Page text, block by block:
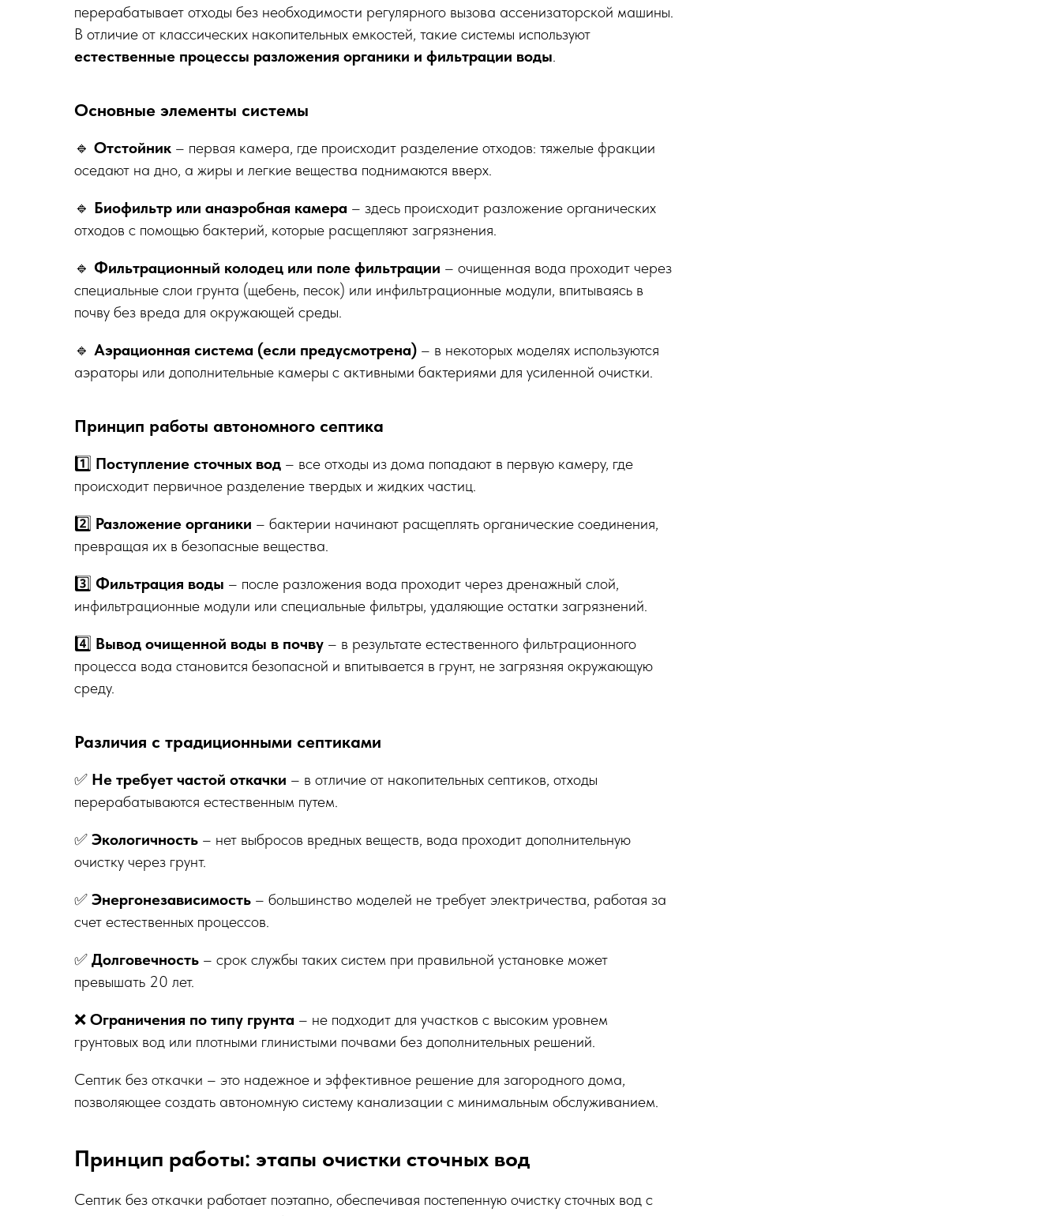
перерабатывает отходы без необходимости регулярного вызова ассенизаторской машины.
В отличие от классических накопительных емкостей, такие системы используют
естественные процессы разложения органики и фильтрации воды.
Основные элементы системы
🔹 Отстойник – первая камера, где происходит разделение отходов: тяжелые фракции
оседают на дно, а жиры и легкие вещества поднимаются вверх.
🔹 Биофильтр или анаэробная камера – здесь происходит разложение органических
отходов с помощью бактерий, которые расщепляют загрязнения.
🔹 Фильтрационный колодец или поле фильтрации – очищенная вода проходит через
специальные слои грунта (щебень, песок) или инфильтрационные модули, впитываясь в
почву без вреда для окружающей среды.
🔹 Аэрационная система (если предусмотрена) – в некоторых моделях используются
аэраторы или дополнительные камеры с активными бактериями для усиленной очистки.
Принцип работы автономного септика
1️⃣ Поступление сточных вод – все отходы из дома попадают в первую камеру, где
происходит первичное разделение твердых и жидких частиц.
2️⃣ Разложение органики – бактерии начинают расщеплять органические соединения,
превращая их в безопасные вещества.
3️⃣ Фильтрация воды – после разложения вода проходит через дренажный слой,
инфильтрационные модули или специальные фильтры, удаляющие остатки загрязнений.
4️⃣ Вывод очищенной воды в почву – в результате естественного фильтрационного
процесса вода становится безопасной и впитывается в грунт, не загрязняя окружающую
среду.
Различия с традиционными септиками
✅ Не требует частой откачки – в отличие от накопительных септиков, отходы
перерабатываются естественным путем.
✅ Экологичность – нет выбросов вредных веществ, вода проходит дополнительную
очистку через грунт.
✅ Энергонезависимость – большинство моделей не требует электричества, работая за
счет естественных процессов.
✅ Долговечность – срок службы таких систем при правильной установке может
превышать 20 лет.
❌ Ограничения по типу грунта – не подходит для участков с высоким уровнем
грунтовых вод или плотными глинистыми почвами без дополнительных решений.
Септик без откачки – это надежное и эффективное решение для загородного дома,
позволяющее создать автономную систему канализации с минимальным обслуживанием.
Принцип работы: этапы очистки сточных вод
Септик без откачки работает поэтапно, обеспечивая постепенную очистку сточных вод с